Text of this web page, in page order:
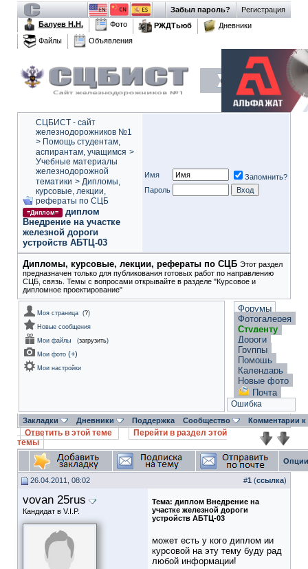
Регистрация
Забыл пароль?
Балуев Н.Н.
Фото РЖДТьюб
Дневники
Файлы
Объявления
СЦБИСТ - сайт
железнодорожников №1
> Помощь студентам,
аспирантам, учащимся >
Учебные материалы
железнодорожной
тематики > Дипломы,
курсовые, лекции,
рефераты по СЦБ
=Диплом=
диплом
Внедрение на участке
железной дороги
устройств АБТЦ-03
Имя
Запомнить?
Пароль
Дипломы, курсовые, лекции, рефераты по СЦБ Этот раздел
предназначен только для публикования готовых работ по направлению
СЦБ, связь. Темы с вопросами открывайте в разделе "Курсовое и
дипломное проектирование"
Моя страница (?)
Новые сообщения
Мои файлы
(загрузить)
Мои фото (+)
Мои настройки
Форумы
Фотогалерея
Студенту
Дороги
Группы
Помощь
Календарь
Новые фото
Почта
Ошибка
Закладки Дневники Поддержка Сообщество Комментарии
Ответить в этой теме
Перейти в раздел этой
темы
26.04.2011, 08:02 #1 (ссылка)
vovan 25rus
Кандидат в V.I.P.
Тема: диплом Внедрение на
участке железной дороги
устройств АБТЦ-03
может есть у кого диплом ии
курсовой на эту тему буду рад
любой информации!